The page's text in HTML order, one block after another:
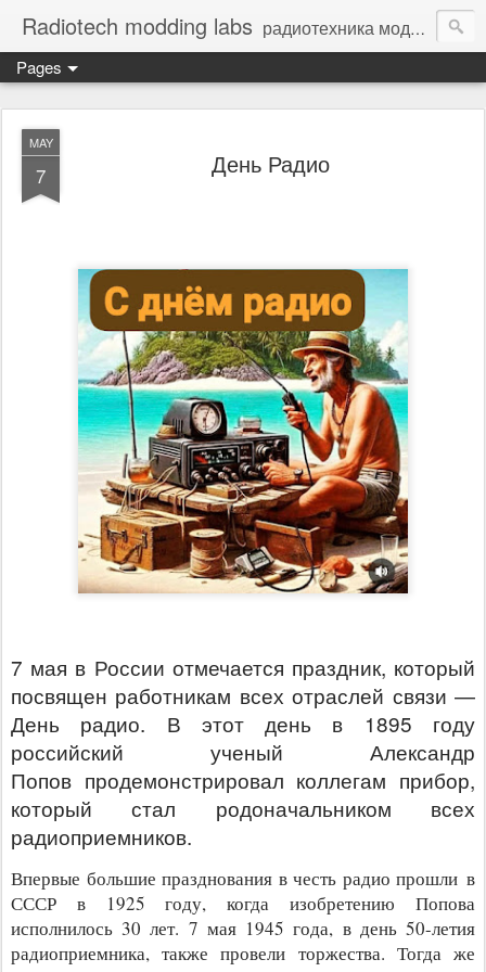
Radiotech modding labs радиотехника моддинг винтажная электроника - Vintage Electronic
Pages
MAY
7 День Радио
7 мая в России отмечается праздник, который
посвящен работникам всех отраслей связи —
День радио. В этот день в 1895 году
российский ученый Александр
Попов продемонстрировал коллегам прибор,
который стал родоначальником всех
радиоприемников.
Впервые большие празднования в честь радио прошли в
СССР в 1925 году, когда изобретению Попова
исполнилось 30 лет. 7 мая 1945 года, в день 50-летия
радиоприемника, также провели торжества. Тогда же